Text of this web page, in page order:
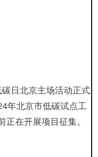
日北京主场活动正式
年北京市低碳试点工
正在开展项目征集。